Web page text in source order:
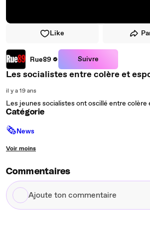
Like
Rue89 Suivre
Les socialistes entre colère et
il y a 19 ans
Les jeunes socialistes ont oscillé entre colère
Catégorie
🗞News
Voir moins
Commentaires
Ajoute
ton